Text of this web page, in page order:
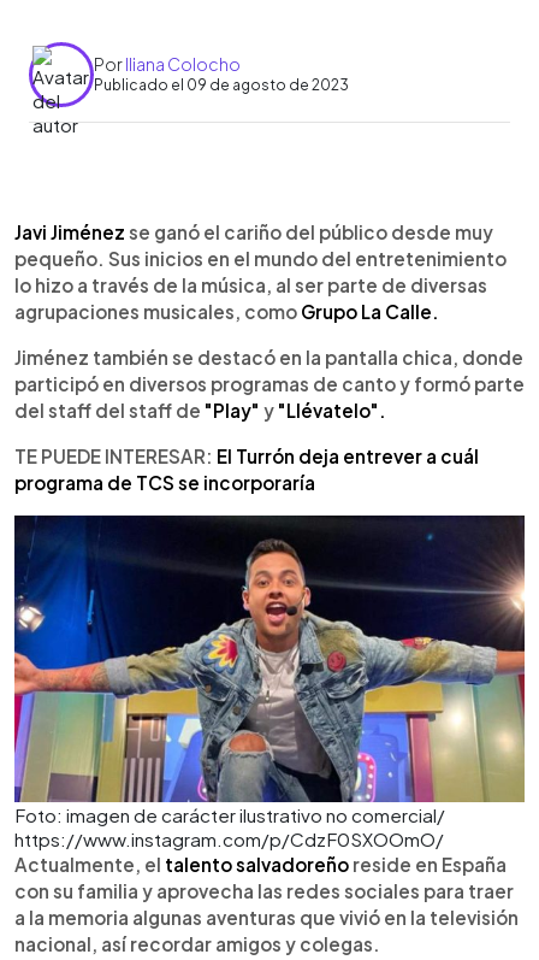
PorIliana Colocho
Publicado el 09 de agosto de 2023
► Escuchar artículo
Javi Jiménez se ganó el cariño del público desde muy
pequeño. Sus inicios en el mundo del entretenimiento
lo hizo a través de la música, al ser parte de diversas
agrupaciones musicales, como Grupo La Calle.
Jiménez también se destacó en la pantalla chica, donde
participó en diversos programas de canto y formó parte
del staff del staff de "Play" y "Llévatelo".
TE PUEDE INTERESAR: El Turrón deja entrever a cuál
programa de TCS se incorporaría
Foto: imagen de carácter ilustrativo no comercial/
https://www.instagram.com/p/CdzF0SXOOmO/
Actualmente, el talento salvadoreño reside en España
con su familia y aprovecha las redes sociales para traer
a la memoria algunas aventuras que vivió en la televisión
nacional, así recordar amigos y colegas.